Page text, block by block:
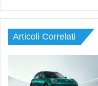
Articoli Correlati